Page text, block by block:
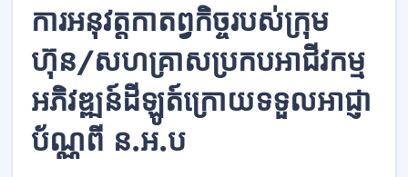
ការអនុវត្តកាតព្វកិច្ចរបស់ក្រុម
ហ៊ុន/សហគ្រាសប្រកបអាជីវកម្ម
អភិវឌ្ឍន៍ដីឡូត៍ក្រោយទទួលអាជ្ញា
ប័ណ្ណពី ន.អ.ប